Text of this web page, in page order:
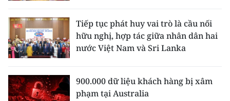
Tiếp tục phát huy vai trò là cầu nối
hữu nghị, hợp tác giữa nhân dân hai
nước Việt Nam và Sri Lanka
900.000 dữ liệu khách hàng bị xâm
phạm tại Australia